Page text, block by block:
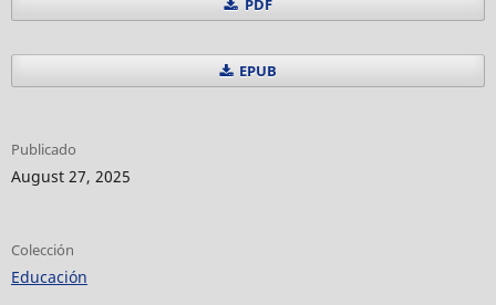
EPUB
Publicado
August 27, 2025
Colección
Educación